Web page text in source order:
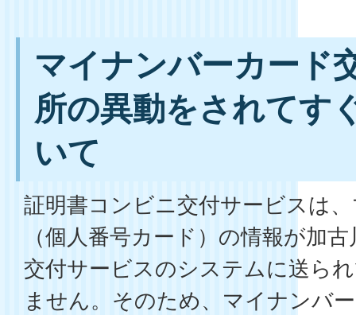
マイナンバーカード
所の異動をされてす
いて
証明書コンビニ交付サービスは
（個人番号カード）の情報が加
交付サービスのシステムに送ら
ません。そのため、マイナンバ